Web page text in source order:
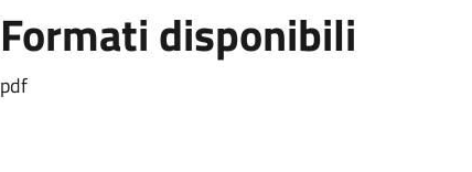
Formati disponibili
pdf